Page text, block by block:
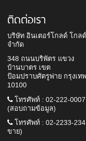
ติดต่อเรา
บริษัท อินเตอร์โกลด์ โกล
จำกัด
348 ถนนบริพัตร แขวง
บ้านบาตร เขต
ป้อมปราบศัตรูพ่าย กรุงเท
10100
โทรศัพท์ : 02-222-0007
(สอบถามข้อมูล)
โทรศัพท์ : 02-2233-
ขาย)